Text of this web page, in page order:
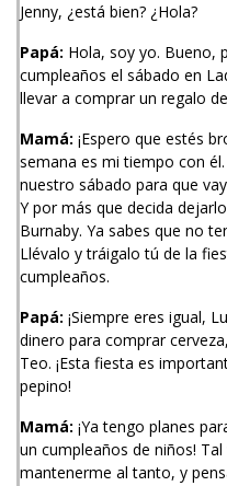
Jenny, ¿está bien? ¿Hola?
Papá: Hola, soy yo. Bueno,
cumpleaños el sábado en
llevar a comprar un regalo
Mamá: ¡Espero que estés
semana es mi tiempo con
nuestro sábado para que
Y por más que decida
Burnaby. Ya sabes que no
Llévalo y tráigalo tú de la
cumpleaños.
Papá: ¡Siempre eres igual,
dinero para comprar
Teo. ¡Esta fiesta es
pepino!
Mamá: ¡Ya tengo planes
un cumpleaños de niños!
mantenerme al tanto, y